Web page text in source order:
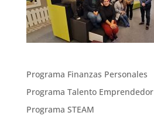
Programa Finanzas Personales
Programa Talento Emprendedor
Programa STEAM